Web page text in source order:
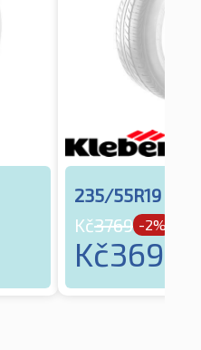
235/55R19
Kč3769 -2%
Kč3694